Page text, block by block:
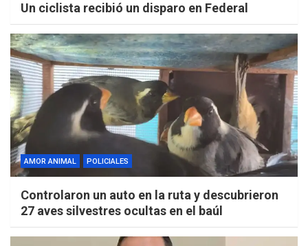
Un ciclista recibió un disparo en Federal
AMOR ANIMAL POLICIALES
Controlaron un auto en la ruta y descubrieron
27 aves silvestres ocultas en el baúl